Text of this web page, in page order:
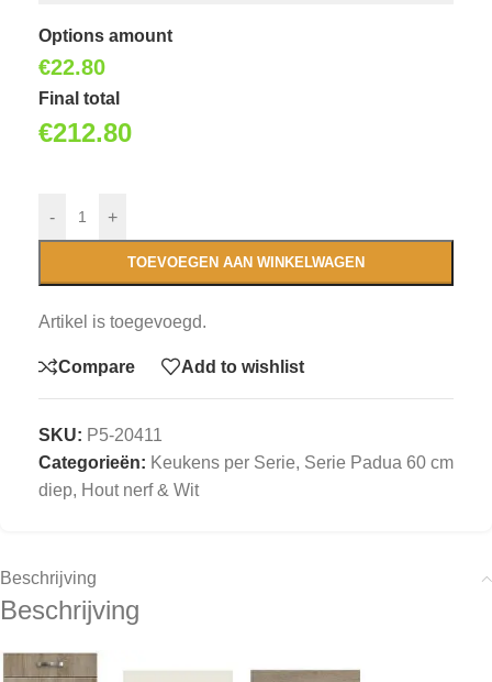
Options amount
€22.80
Final total
€212.80
- +
TOEVOEGEN AAN WINKELWAGEN
Artikel is toegevoegd.
Compare Add to wishlist
SKU: P5-20411
Categorieën: Keukens per Serie, Serie Padua 60 cm
diep, Hout nerf & Wit
Beschrijving
Beschrijving